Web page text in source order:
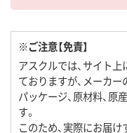
※ご注意【免責】
アスクルでは、サイト
ておりますが、メーカー
パッケージ、原材料、原
す。
このため、実際にお届